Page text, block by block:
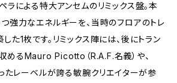
ラによる特大アンセムのリミックス盤。本
強力なエネルギーを、当時のフロアのトレ
た1枚です。リミックス陣には、後にトラン
めるMauro Picotto（R.A.F.名義）や、
レーベルが誇る敏腕クリエイターが参